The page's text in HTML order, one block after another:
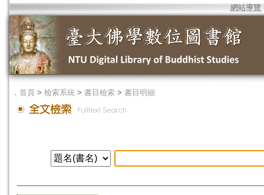
網站導覽
． 首頁 > 檢索系統 > 書目檢索 > 書目明細